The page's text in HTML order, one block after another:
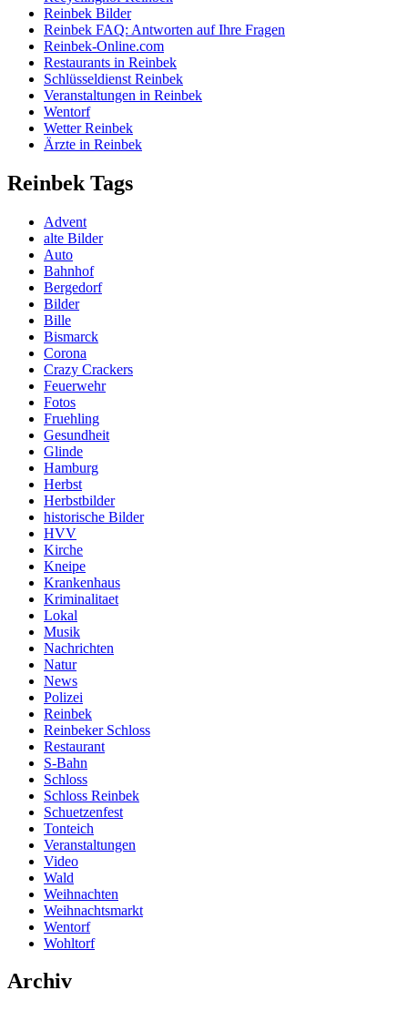
Reinbek Bilder
Reinbek FAQ: Antworten auf Ihre Fragen
Reinbek-Online.com
Restaurants in Reinbek
Schlüsseldienst Reinbek
Veranstaltungen in Reinbek
Wentorf
Wetter Reinbek
Ärzte in Reinbek
Reinbek Tags
Advent
alte Bilder
Auto
Bahnhof
Bergedorf
Bilder
Bille
Bismarck
Corona
Crazy Crackers
Feuerwehr
Fotos
Fruehling
Gesundheit
Glinde
Hamburg
Herbst
Herbstbilder
historische Bilder
HVV
Kirche
Kneipe
Krankenhaus
Kriminalitaet
Lokal
Musik
Nachrichten
Natur
News
Polizei
Reinbek
Reinbeker Schloss
Restaurant
S-Bahn
Schloss
Schloss Reinbek
Schuetzenfest
Tonteich
Veranstaltungen
Video
Wald
Weihnachten
Weihnachtsmarkt
Wentorf
Wohltorf
Archiv